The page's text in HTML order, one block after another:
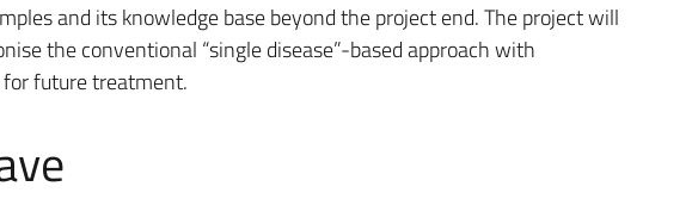
and its knowledge base beyond the project end. The project will
the conventional “single disease”-based approach with
future treatment.